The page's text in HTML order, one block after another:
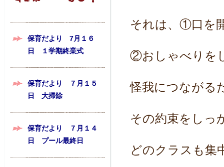
保育だより 7月１６
日 １学期終業式
保育だより ７月１５
日 大掃除
保育だより ７月１４
日 プール最終日
それは、①口を
②おしゃべりを
怪我につながる
その約束をしっ
どのクラスも集